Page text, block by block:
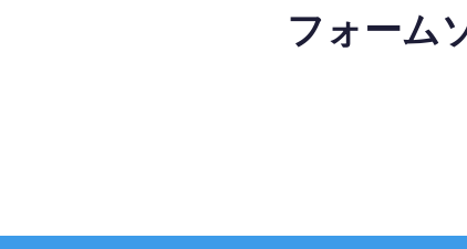
フォーム